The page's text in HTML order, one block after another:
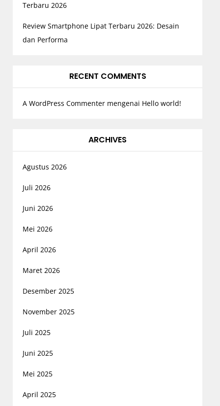
Terbaru 2026
Review Smartphone Lipat Terbaru 2026: Desain
dan Performa
RECENT COMMENTS
A WordPress Commentermengenai Hello world!
ARCHIVES
Agustus 2026
Juli 2026
Juni 2026
Mei 2026
April 2026
Maret 2026
Desember 2025
November 2025
Juli 2025
Juni 2025
Mei 2025
April 2025